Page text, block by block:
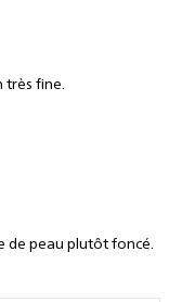
très fine.
de peau plutôt foncé.